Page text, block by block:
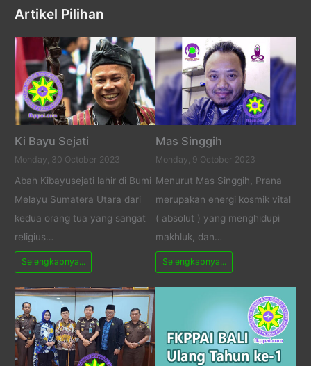
Artikel Pilihan
Ki Bayu Sejati
Monday, 30 October 2023
Abah Kibayusejati lahir di Bumi
Melayu Sumatera Utara dari
kedua orang tua yang sangat
religius…
Selengkapnya...
Mas Singgih
Monday, 9 October 2023
Menurut Mas Singgih, Prana
merupakan energi kosmik vital
( absolut ) yang menghidupi
makhluk, dan…
Selengkapnya...